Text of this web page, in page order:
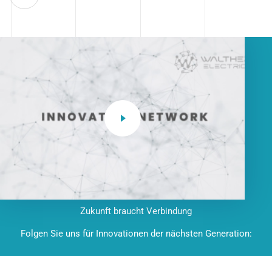
Zukunft braucht Verbindung
Folgen Sie uns für Innovationen der nächsten Generation: